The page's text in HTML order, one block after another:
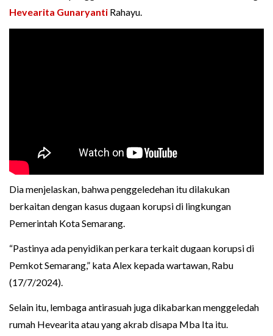
Hevearita Gunaryanti Rahayu.
Dia menjelaskan, bahwa penggeledehan itu dilakukan
berkaitan dengan kasus dugaan korupsi di lingkungan
Pemerintah Kota Semarang.
“Pastinya ada penyidikan perkara terkait dugaan korupsi di
Pemkot Semarang,” kata Alex kepada wartawan, Rabu
(17/7/2024).
Selain itu, lembaga antirasuah juga dikabarkan menggeledah
rumah Hevearita atau yang akrab disapa Mba Ita itu.